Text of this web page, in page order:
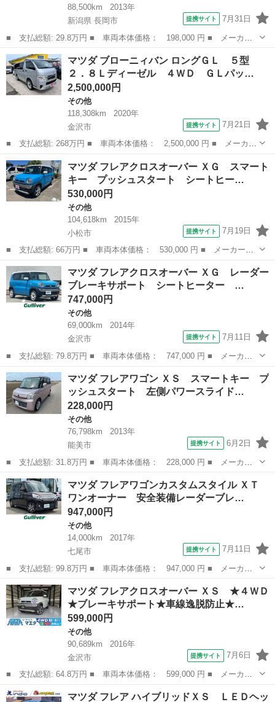
88,500km
2013年
新潟県 長岡市
提携サイト 7月31日
■ 支払総額: 29.8万円 ■ 車両本体価格： 198,000 円 ■ メーカー
名： マツダ ■ 車種名： フレアカスタムスタイル ■ グレード
名： ＸＴ ターボ ＭＴモード Ｓキー Ｐスタート ｉｓｔｏ
ｐ ＥＴＣ ＣＤ...
新潟 長岡市 その他
マツダ ブローニィバン ロングＧＬ ５型
２．８Ｌディーゼル ４ＷＤ ＧＬパッ…
2,500,000円
その他
118,308km
2020年
金沢市
提携サイト 7月21日
■ 支払総額: 268万円 ■ 車両本体価格： 2,500,000 円 ■ メーカー
名： マツダ ■ 車種名： ブローニィバン ■ グレード名： ロン
グＧＬ ５型 ２．８Ｌディーゼル ４ＷＤ ＧＬパッケージ リア
エアコン ...
石川 金沢市 その他
マツダ フレアクロスオーバー ＸＧ スマート
キー プッシュスタート シートヒー…
530,000円
その他
104,618km
2015年
小松市
提携サイト 7月19日
■ 支払総額: 66万円 ■ 車両本体価格： 530,000 円 ■ メーカー
名： マツダ ■ 車種名： フレアクロスオーバー ■ グレード
名： ＸＧ スマートキー プッシュスタート シートヒーター 衝
突被害軽減システム ...
石川 小松市 その他
マツダ フレアクロスオーバー ＸＧ レーダー
ブレーキサポート シートヒーター …
747,000円
その他
69,000km
2014年
金沢市
提携サイト 7月11日
■ 支払総額: 79.8万円 ■ 車両本体価格： 747,000 円 ■ メーカー
名： マツダ ■ 車種名： フレアクロスオーバー ■ グレード
名： ＸＧ レーダーブレーキサポート シートヒーター アイドリ
ングストップ 横...
石川 金沢市 その他
マツダ フレアワゴン ＸＳ スマートキー プ
ッシュスタート 左側パワースライド…
228,000円
その他
76,798km
2013年
能美市
提携サイト 6月2日
■ 支払総額: 31.8万円 ■ 車両本体価格： 228,000 円 ■ メーカー
名： マツダ ■ 車種名： フレアワゴン ■ グレード名： ＸＳ
スマートキー プッシュスタート 左側パワースライドドア 新品ラ
ジアルタイヤ...
石川 能美市 その他
マツダ フレアワゴンカスタムスタイル ＸＴ
ワンオーナー 安全装備レーダーブレ…
947,000円
その他
14,000km
2017年
七尾市
提携サイト 7月11日
■ 支払総額: 99.8万円 ■ 車両本体価格： 947,000 円 ■ メーカー
名： マツダ ■ 車種名： フレアワゴンカスタムスタイル ■ グレ
ード名： ＸＴ ワンオーナー 安全装備レーダーブレーキサポー
ト 誤発進抑制...
石川 七尾市 その他
マツダ フレアクロスオーバー ＸＳ ★４ＷＤ
★ブレーキサポート★車線逸脱防止★…
599,000円
その他
90,689km
2016年
金沢市
提携サイト 7月6日
■ 支払総額: 64.8万円 ■ 車両本体価格： 599,000 円 ■ メーカー
名： マツダ ■ 車種名： フレアクロスオーバー ■ グレード
名： ＸＳ ★４ＷＤ★ブレーキサポート★車線逸脱防止★禁煙車★
石川 金沢市 その他
マツダ フレア ハイブリッドＸＳ ＬＥＤヘッ